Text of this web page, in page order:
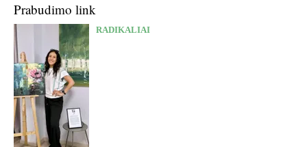
Prabudimo link
RADIKALIAI